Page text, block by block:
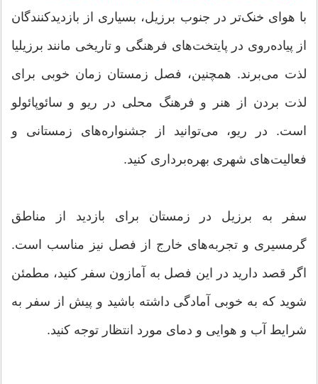
با هوای خنک‌تر در جنوب برزیل، بسیاری از بازدیدکنندگان
از پیاده‌روی در پایتخت‌های فرهنگی و تاریخی مانند برزیلیا
لذت می‌برند. همچنین، فصل زمستان زمان خوبی برای
لذت بردن از هنر و فرهنگ محلی در ریو و سائوپائولو
است. در ریو، می‌توانید از جشنواره‌های زمستانی و
فعالیت‌های شهری بهره‌برداری کنید.
سفر به برزیل در زمستان برای بازدید از مناطق
گرمسیری و تجربه‌های خارج از فصل نیز مناسب است.
اگر قصد دارید در این فصل به آمازون سفر کنید، مطمئن
شوید که به خوبی آمادگی داشته باشید و پیش از سفر به
شرایط آب و هوایی و دمای مورد انتظار توجه کنید.